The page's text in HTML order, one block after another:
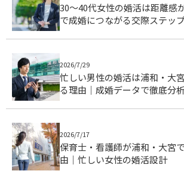
30〜40代女性の婚活は距離感
で成婚につながる交際ステッ
2026/7/29
忙しい男性の婚活は浦和・大
る理由｜成婚データで徹底分
2026/7/17
保育士・看護師が浦和・大宮
由｜忙しい女性の婚活設計